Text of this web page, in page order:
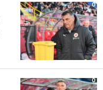
0
0